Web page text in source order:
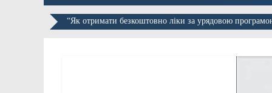
“Як отримати безкоштовно ліки за урядовою